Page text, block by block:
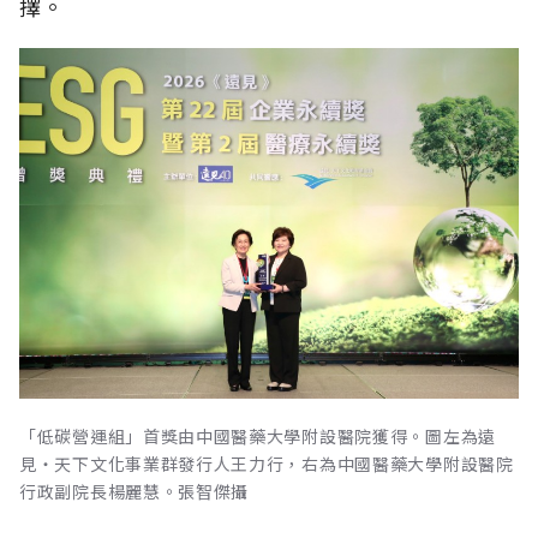
擇。
「低碳營運組」首獎由中國醫藥大學附設醫院獲得。圖左為遠
見‧天下文化事業群發行人王力行，右為中國醫藥大學附設醫院
行政副院長楊麗慧。張智傑攝